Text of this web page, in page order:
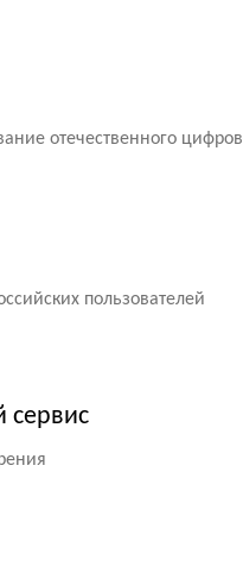
отечественного
пользователей
сервис